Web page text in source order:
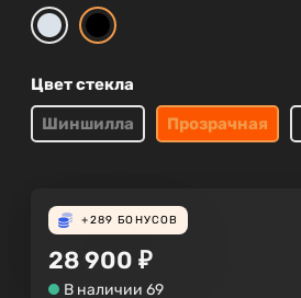
Цвет стекла
Шиншилла
Прозрачная
+289 БОНУСОВ
28 900 ₽
В наличии 69